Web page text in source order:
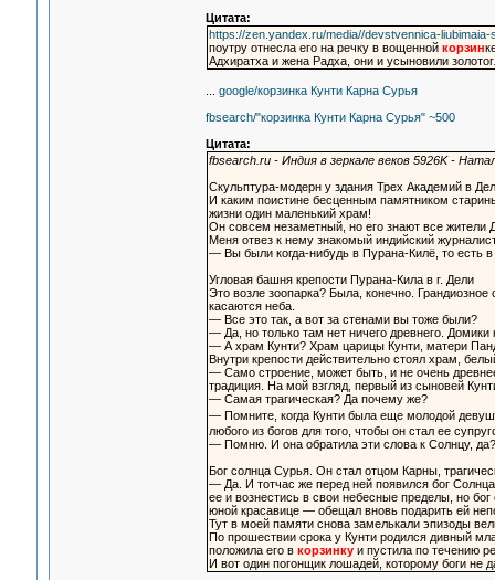
Цитата:
https://zen.yandex.ru/media//devstvennica-liubimaia-
поутру отнесла его на речку в вощенной корзин
Адхиратха и жена Радха, они и усыновили
google/корзинка Кунти Карна Сурья
fbsearch/"корзинка Кунти Карна Сурья" ~500
Цитата:
fbsearch.ru - Индия в зеркале веков 5926K -
Скульптура-модерн у здания Трех Академий в
И каким поистине бесценным памятником
жизни один маленький храм!
Он совсем незаметный, но его знают все жители
Меня отвез к нему знакомый индийский
— Вы были когда-нибудь в Пурана-Килё, то есть
Угловая башня крепости Пурана-Кила в г. Дели
Это возле зоопарка? Была, конечно.
касаются неба.
— Все это так, а вот за стенами вы тоже были?
— Да, но только там нет ничего древнего. Домики
— А храм Кунти? Храм царицы Кунти, матери
Внутри крепости действительно стоял храм,
— Само строение, может быть, и не очень
традиция. На мой взгляд, первый из сыновей
— Самая трагическая? Да почему же?
— Помните, когда Кунти была еще молодой
любого из богов для того, чтобы он стал ее
— Помню. И она обратила эти слова к Солнцу, да?
Бог солнца Сурья. Он стал отцом Карны,
— Да. И тотчас же перед ней появился бог
ее и вознестись в свои небесные пределы, но
юной красавице — обещал вновь подарить ей
Тут в моей памяти снова замелькали эпизоды
По прошествии срока у Кунти родился дивный
положила его в корзинкуи пустила по течению
И вот один погонщик лошадей, которому боги не